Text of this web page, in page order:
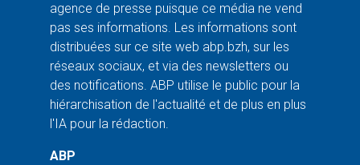
agence de presse puisque ce média ne vend
pas ses informations. Les informations sont
distribuées sur ce site web abp.bzh, sur les
réseaux sociaux, et via des newsletters ou
des notifications. ABP utilise le public pour la
hiérarchisation de l'actualité et de plus en plus
l'IA pour la rédaction.
ABP